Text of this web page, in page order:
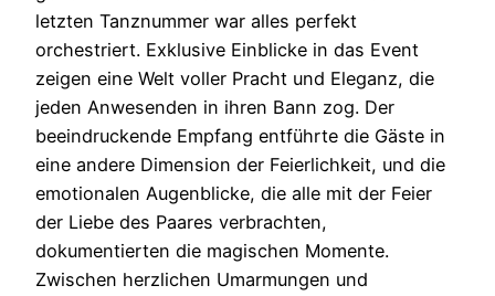
letzten Tanznummer war alles perfekt
orchestriert. Exklusive Einblicke in das Event
zeigen eine Welt voller Pracht und Eleganz, die
jeden Anwesenden in ihren Bann zog. Der
beeindruckende Empfang entführte die Gäste in
eine andere Dimension der Feierlichkeit, und die
emotionalen Augenblicke, die alle mit der Feier
der Liebe des Paares verbrachten,
dokumentierten die magischen Momente.
Zwischen herzlichen Umarmungen und